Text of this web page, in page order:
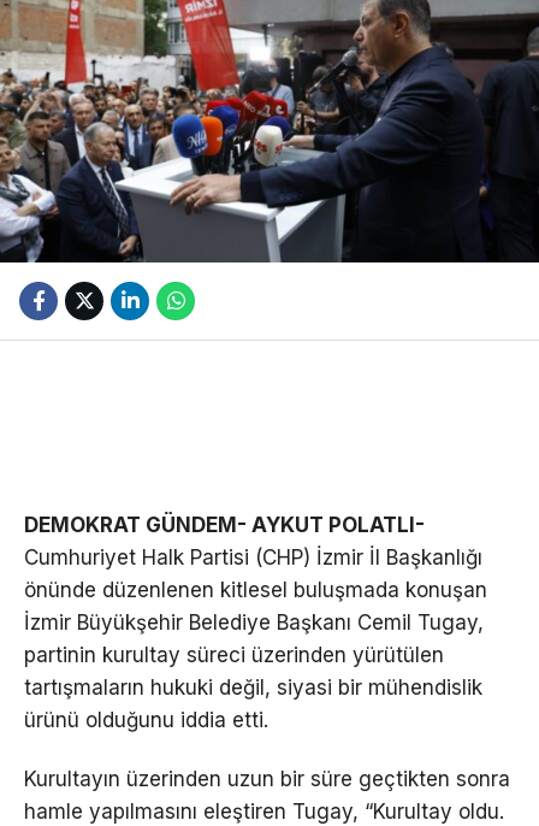
DEMOKRAT GÜNDEM- AYKUT POLATLI-
Cumhuriyet Halk Partisi (CHP) İzmir İl Başkanlığı
önünde düzenlenen kitlesel buluşmada konuşan
İzmir Büyükşehir Belediye Başkanı Cemil Tugay,
partinin kurultay süreci üzerinden yürütülen
tartışmaların hukuki değil, siyasi bir mühendislik
ürünü olduğunu iddia etti.
Kurultayın üzerinden uzun bir süre geçtikten sonra
hamle yapılmasını eleştiren Tugay, “Kurultay oldu.